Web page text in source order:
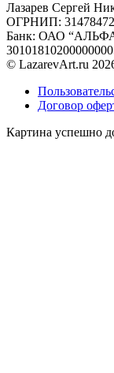
Лазарев Сергей
ОГРНИП:
Банк: ОАО
© LazarevArt.ru
Договор
Картина успешно